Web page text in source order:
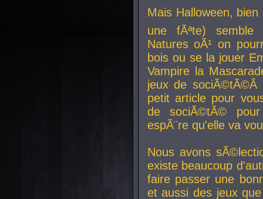
Mais Halloween, bien
une fÃªte) semble
Natures oÃ¹ on
bois ou se la jouer
Vampire la
jeux de
petit article pour
de sociÃ©tÃ©
espÃ¨re qu'elle va
Nous avons
existe beaucoup
faire passer une
et aussi des jeux